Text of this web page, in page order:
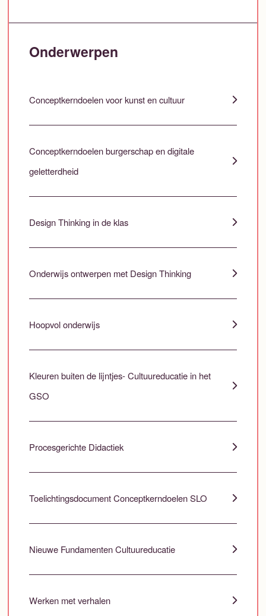
Onderwerpen
Conceptkerndoelen voor kunst en cultuur
Conceptkerndoelen burgerschap en digitale
geletterdheid
Design Thinking in de klas
Onderwijs ontwerpen met Design Thinking
Hoopvol onderwijs
Kleuren buiten de lijntjes- Cultuureducatie in het
GSO
Procesgerichte Didactiek
Toelichtingsdocument Conceptkerndoelen SLO
Nieuwe Fundamenten Cultuureducatie
Werken met verhalen